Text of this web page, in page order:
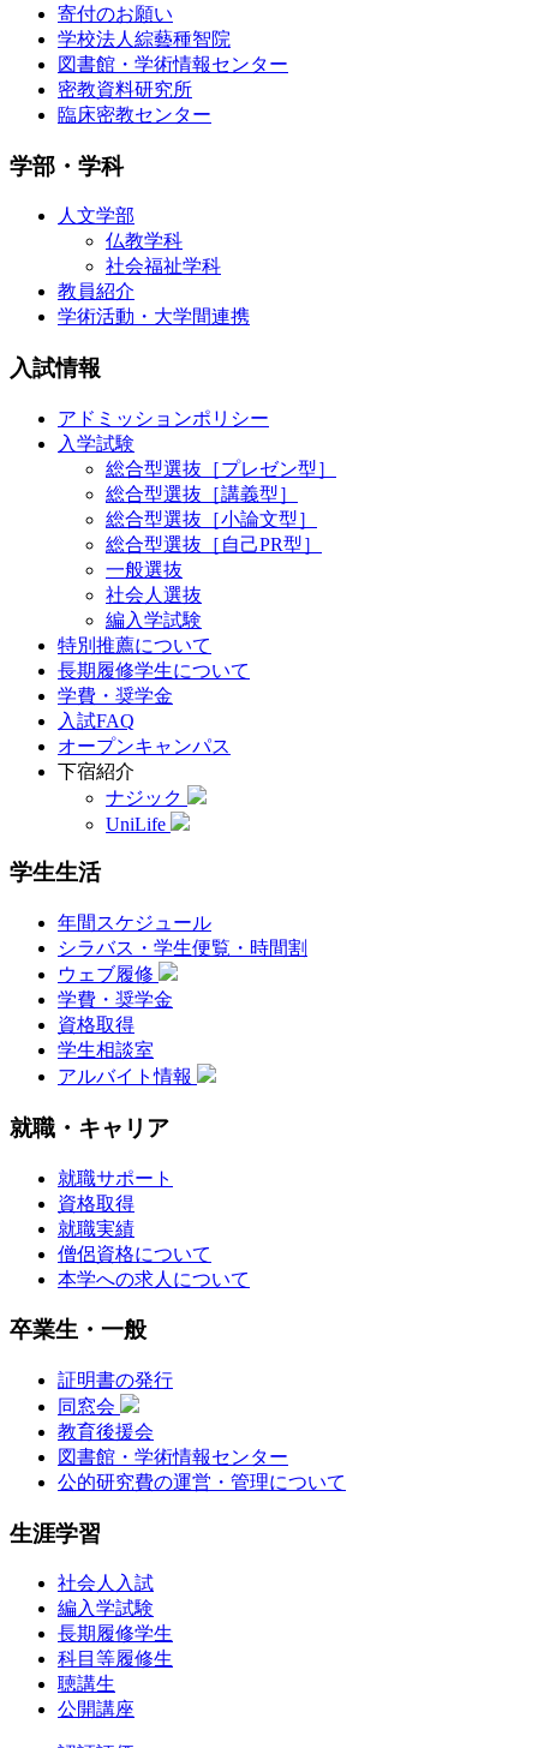
寄付のお願い
学校法人綜藝種智院
図書館・学術情報センター
密教資料研究所
臨床密教センター
学部・学科
人文学部
仏教学科
社会福祉学科
教員紹介
学術活動・大学間連携
入試情報
アドミッションポリシー
入学試験
総合型選抜［プレゼン型］
総合型選抜［講義型］
総合型選抜［小論文型］
総合型選抜［自己PR型］
一般選抜
社会人選抜
編入学試験
特別推薦について
長期履修学生について
学費・奨学金
入試FAQ
オープンキャンパス
下宿紹介
ナジック
UniLife
学生生活
年間スケジュール
シラバス・学生便覧・時間割
ウェブ履修
学費・奨学金
資格取得
学生相談室
アルバイト情報
就職・キャリア
就職サポート
資格取得
就職実績
僧侶資格について
本学への求人について
卒業生・一般
証明書の発行
同窓会
教育後援会
図書館・学術情報センター
公的研究費の運営・管理について
生涯学習
社会人入試
編入学試験
長期履修学生
科目等履修生
聴講生
公開講座